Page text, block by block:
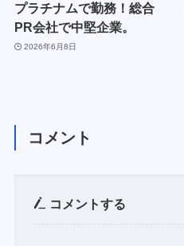
プラチナムで勤務！総合
PR会社で中堅企業。
2026年6月8日
コメント
コメントする